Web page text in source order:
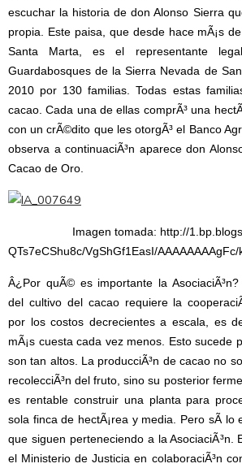
escuchar la historia de don Alonso Sierra
propia. Este paisa, que desde hace mÃ¡s
Santa Marta, es el representante
Guardabosques de la Sierra Nevada de
2010 por 130 familias. Todas estas
cacao. Cada una de ellas comprÃ³ una
con un crÃ©dito que les otorgÃ³ el Banco
observa a continuaciÃ³n aparece don
Cacao de Oro.
Imagen tomada: http://
QTs7eCShu8c/VgShGf1EasI/
Â¿Por quÃ© es importante la
del cultivo del cacao requiere la
por los costos decrecientes a escala, es
mÃ¡s cuesta cada vez menos. Esto sucede
son tan altos. La producciÃ³n de cacao no
recolecciÃ³n del fruto, sino su posterior
es rentable construir una planta para
sola finca de hectÃ¡rea y media. Pero sÃ­ lo
que siguen perteneciendo a la AsociaciÃ³n.
el Ministerio de Justicia en colaboraciÃ³n